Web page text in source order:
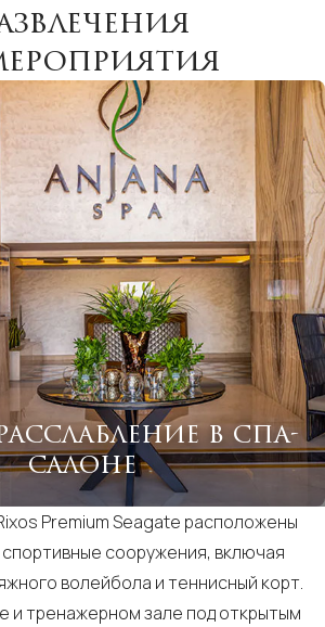
Premium Seagate расположены
сооружения, включая
волейбола и теннисный корт.
и тренажерном зале под открытым
в спа-
салоне